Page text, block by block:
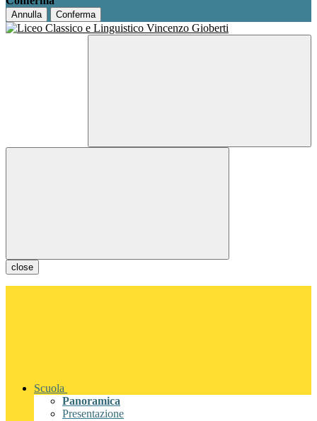
Annulla Conferma
close
Scuola
Panoramica
Presentazione